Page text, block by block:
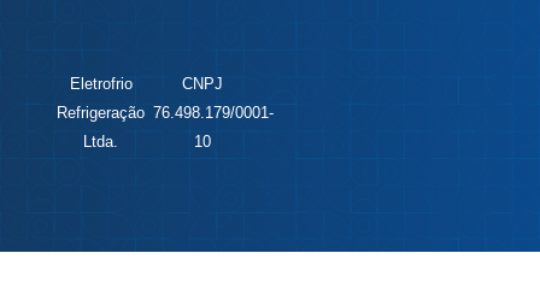
Eletrofrio
Refrigeração
Ltda.
CNPJ
76.498.179/0001-
10